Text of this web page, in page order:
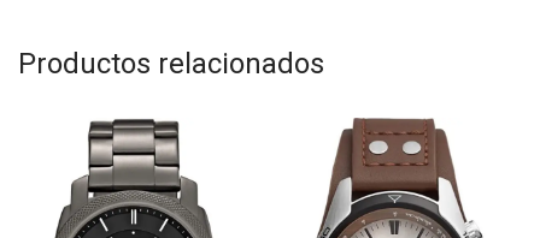
Productos relacionados